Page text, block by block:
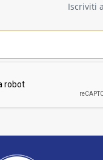
Iscriviti